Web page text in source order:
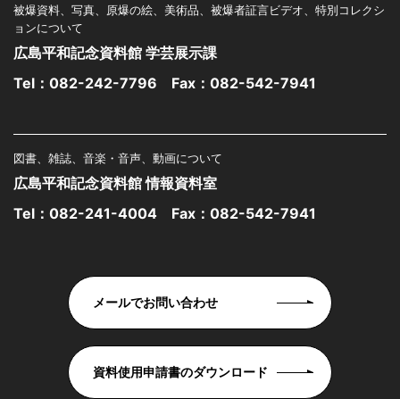
被爆資料、写真、原爆の絵、美術品、被爆者証言ビデオ、特別コレクシ
ョンについて
広島平和記念資料館 学芸展示課
Tel： 082-242-7796 Fax：082-542-7941
図書、雑誌、音楽・音声、動画について
広島平和記念資料館 情報資料室
Tel： 082-241-4004 Fax：082-542-7941
メールでお問い合わせ
資料使用申請書のダウンロード